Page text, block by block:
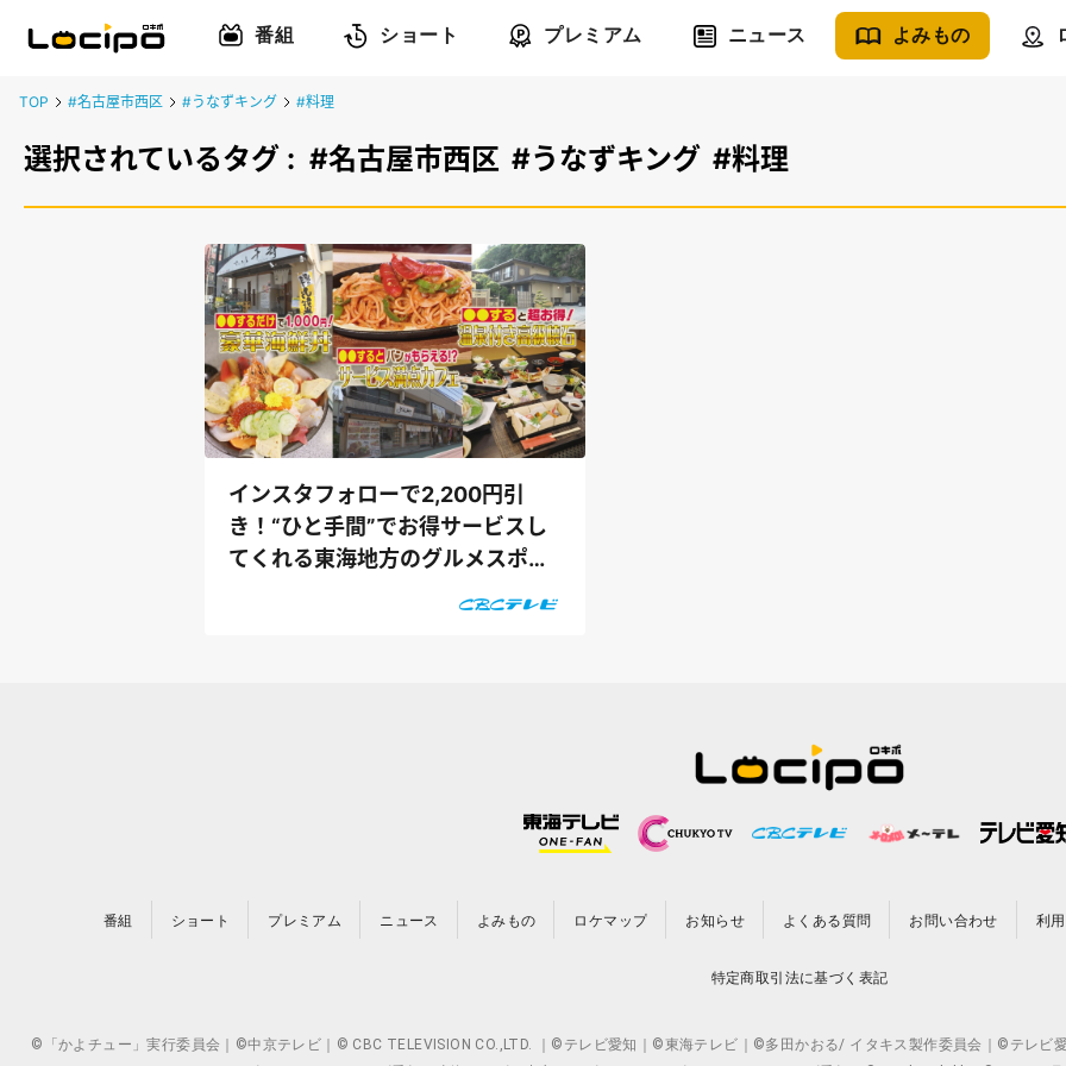
番組 ショート プレミアム ニュース よみもの
TOP #名古屋市西区 #うなずキング #料理
選択されているタグ : #名古屋市西区 #うなずキング #料理
インスタフォローで2,200円引
き！“ひと手間”でお得サービスし
てくれる東海地方のグルメスポッ
番組 ショート プレミアム ニュース よみもの ロケマップ お知らせ よくある質問 お問い合わせ 利
特定商取引法に基づく表記
©「かよチュー」実行委員会｜©中京テレビ｜© CBC TELEVISION CO.,LTD. ｜©テレビ愛知｜©東海テレビ｜©多田かおる/ イタキス製作委員会｜©テレビ